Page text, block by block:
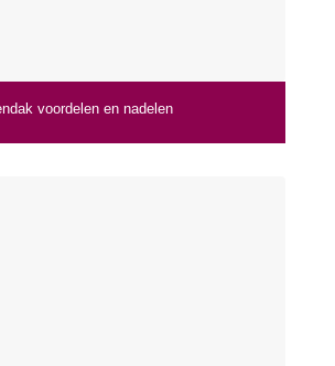
voordelen en nadelen